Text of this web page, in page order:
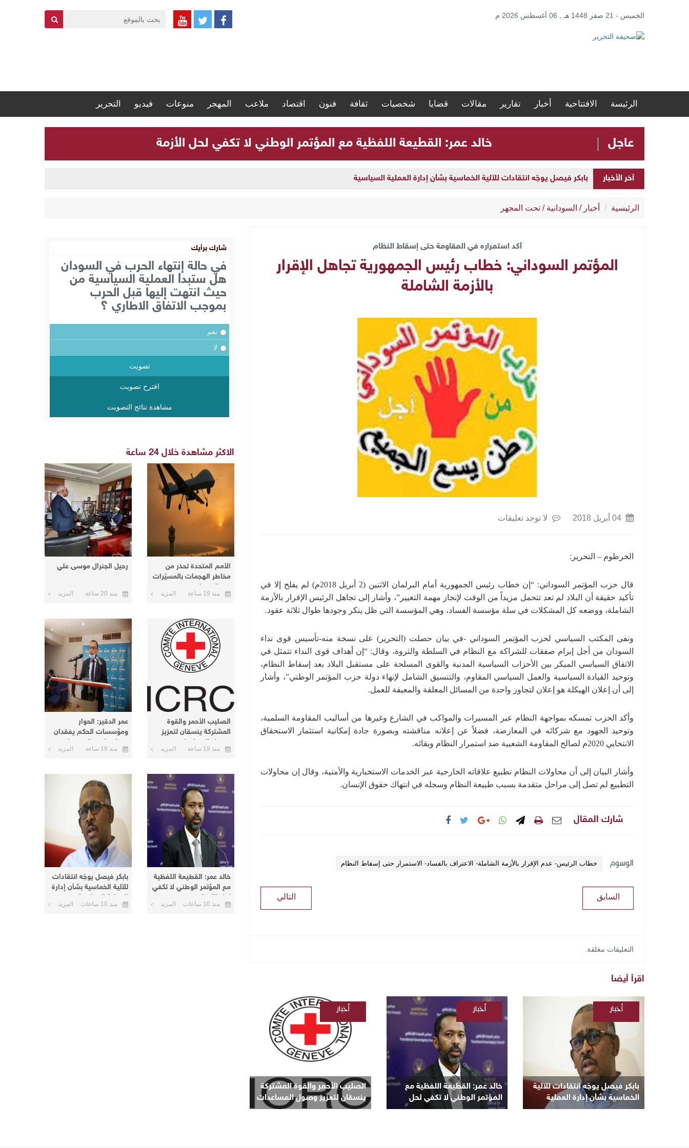
الخميس - 21 صفر 1448 هـ , 06 أغسطس 2026 م
الرئيسة الافتتاحية أخبار تقارير مقالات قضايا شخصيات ثقافة فنون اقتصاد ملاعب المهجر منوعات فيديو التحرير
عاجل ​خالد عمر: القطيعة اللفظية مع المؤتمر الوطني لا تكفي لحل الأزمة
آخر الأخبار بابكر فيصل يوجّه انتقادات للآلية الخماسية بشأن إدارة العملية السياسية
​خالد عمر: القطيعة اللفظية مع المؤتمر الوطني لا تكفي لحل الأزمة
الرئيسية أخبار / السودانية / تحت المجهر
أكد استمراره في المقاومة حتى إسقاط النظام
المؤتمر السوداني: خطاب رئيس الجمهورية تجاهل الإقرار
بالأزمة الشاملة
لا توجد تعليقات
الخرطوم – التحرير:
قال حزب المؤتمر السوداني: “إن خطاب رئيس الجمهورية أمام البرلمان الاثنين (2 أبريل 2018م) لم يفلح إلا في
تأكيد حقيقة أن البلاد لم تعد تتحمل مزيداً من الوقت لإنجاز مهمة التغيير”، وأشار إلى تجاهل الرئيس الإقرار بالأزمة
الشاملة، ووضعه كل المشكلات في سلة مؤسسة الفساد، وهي المؤسسة التي ظل ينكر وجودها طوال ثلاثة عقود.
ونفى المكتب السياسي لحزب المؤتمر السوداني -في بيان حصلت (التحرير) على نسخة منه-تأسيس قوى نداء
السودان من أجل إبرام صفقات للشراكة مع النظام في السلطة والثروة، وقال: “إن أهداف قوى النداء تتمثل في
الاتفاق السياسي المبكر بين الأحزاب السياسية المدنية والقوى المسلحة على مستقبل البلاد بعد إسقاط النظام،
وتوحيد القيادة السياسية والعمل السياسي المقاوم، والتنسيق الشامل لإنهاء دولة حزب المؤتمر الوطني”، وأشار
إلى أن إعلان الهيكلة هو إعلان لتجاوز واحدة من المسائل المعلقة والمعيقة للعمل.
وأكد الحزب تمسكه بمواجهة النظام عبر المسيرات والمواكب في الشارع وغيرها من أساليب المقاومة السلمية،
وتوحيد الجهود مع شركائه في المعارضة، فضلاً عن إعلانه مناقشته وبصورة جادة إمكانية استثمار الاستحقاق
الانتخابي 2020م لصالح المقاومة الشعبية ضد استمرار النظام وبقائه.
وأشار البيان إلى أن محاولات النظام تطبيع علاقاته الخارجية عبر الخدمات الاستخبارية والأمنية، وقال إن محاولات
التطبيع لم تصل إلى مراحل متقدمة بسبب طبيعة النظام وسجله في انتهاك حقوق الإنسان.
شارك المقال
الوسوم خطاب الرئيس- عدم الإقرار بالأزمة الشاملة- الاعتراف بالفساد- الاستمرار حتى إسقاط النظام
التالي السابق
التعليقات مغلقة.
اقرأ أيضا
بابكر فيصل يوجّه انتقادات للآلية
الخماسية بشأن إدارة العملية
السياسية
أخبار
/
السودانية
​خالد عمر: القطيعة اللفظية مع
المؤتمر الوطني لا تكفي لحل
الأزمة
أخبار
السودانية
الصليب الأحمر والقوة المشتركة
ينسقان لتعزيز وصول المساعدات
الإنسانية إلى دارفور وكردفان
أخبار
/
السودانية
شارك برأيك
في حالة إنتهاء الحرب في السودان
هل ستبدأ العملية السياسية من
حيث انتهت إليها قبل الحرب
بموجب الاتفاق الاطاري ؟
نعم
لا
تصويت
اقترح تصويت
مشاهدة نتائج التصويت
الاكثر مشاهدة خلال 24 ساعة
الأمم المتحدة تحذر من
مخاطر الهجمات بالمسيّرات
في السودان
منذ 19 ساعة المزيد
رحيل الجنرال موسى علي
منذ 20 ساعة المزيد
الصليب الأحمر والقوة
المشتركة ينسقان لتعزيز
وصول المساعدات
الإنسانية إلى دارفور
منذ 19 ساعة المزيد
عمر الدقير: الحوار
ومؤسسات الحكم يفقدان
معناهما مع الاستمرار في
الخيار العسكري
منذ 19 ساعة المزيد
​خالد عمر: القطيعة اللفظية
مع المؤتمر الوطني لا تكفي
لحل الأزمة
منذ 10 ساعات المزيد
بابكر فيصل يوجّه انتقادات
للآلية الخماسية بشأن إدارة
العملية السياسية
منذ 10 ساعات المزيد